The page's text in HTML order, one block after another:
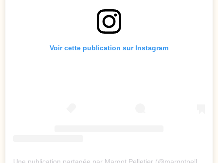
Voir cette publication sur Instagram